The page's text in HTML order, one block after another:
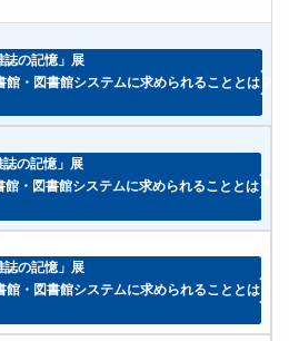
の記憶」展
・図書館システムに求められることとは？
の記憶」展
・図書館システムに求められることとは？
の記憶」展
・図書館システムに求められることとは？